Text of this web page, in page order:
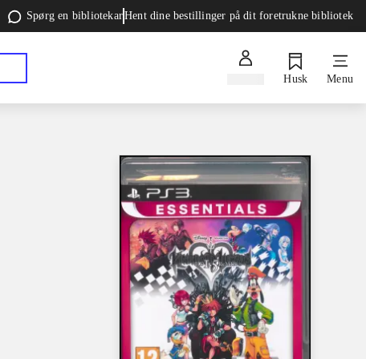
Spørg en bibliotekarHent dine bestillinger på dit foretrukne bibliotek
Husk Menu